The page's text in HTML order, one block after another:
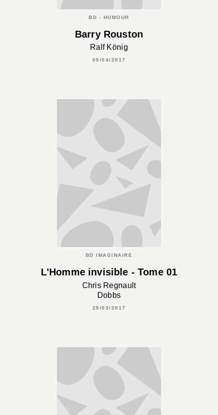
BD - HUMOUR
Barry Rouston
Ralf König
05/04/2017
BD IMAGINAIRE
L'Homme invisible - Tome 01
Chris Regnault
Dobbs
29/03/2017